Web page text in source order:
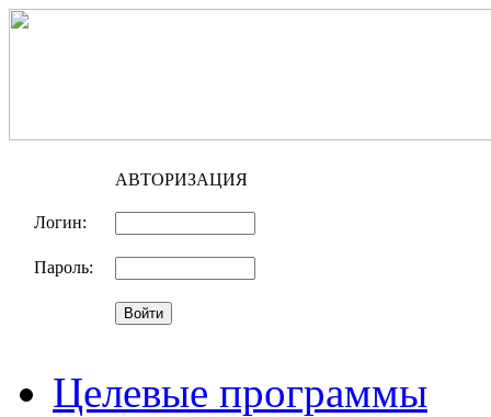
АВТОРИЗАЦИЯ
Логин:
Пароль:
Целевые программы